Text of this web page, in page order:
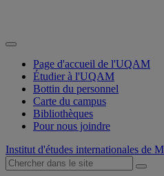
Page d'accueil de l'UQAM
Étudier à l'UQAM
Bottin du personnel
Carte du campus
Bibliothèques
Pour nous joindre
Institut d'études internationales de